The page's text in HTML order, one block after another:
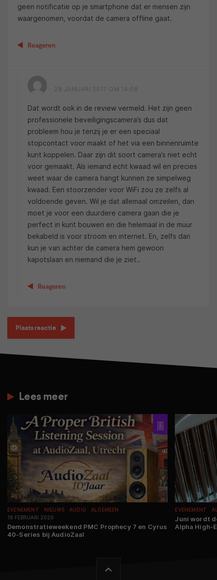
geen notificatie op je smartphone dat er mensen zijn
waargenomen, voordat de camera offline gaat.
Reageren
28 JANUARI 2017 OM 14:08
Dat wordt ook in de review vermeld. Het zijn geen
professionele beveiligingscamera’s dus dat
probleem hou je tenzij je er een speciaal
stopcontact voor maakt of het via een binnenruimte
kunt koppelen. Daar zijn dit soort camera’s niet echt
voor gemaakt. Als iemand echt kwaad wil en precies
weet waar de camera hangt kunnen ze simpelweg
kwaad. Een stoorzender voor WiFi zou ze zelfs al
voldoende geven. Wil je dat allemaal omzeilen, dan
moet je voor een duurdere camera gaan die je
perfect in kunt bouwen en die helemaal in de muur
bekabeld is voor stroom en internet. En, zelfs dan
kun je van achter de camera hem gewoon
kapotslaan en niemand die je ziet..
Reageren
Plaats reactie
Lees meer
EVENEMENT NIEUWS AUDIO
ALGEMEEN
18 FEBRUARI 2026
Demonstratieweekend PMC Prophecy 7 en Cyrus
40-Series bij AudioZaal
EVENEMENT
Juni wordt
Alpha High-